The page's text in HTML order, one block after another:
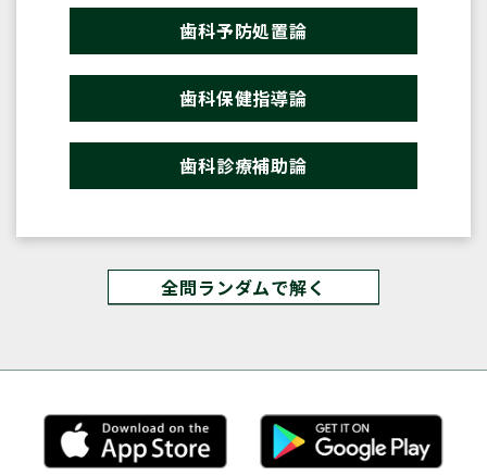
歯科予防処置論
歯科保健指導論
歯科診療補助論
全問ランダムで解く